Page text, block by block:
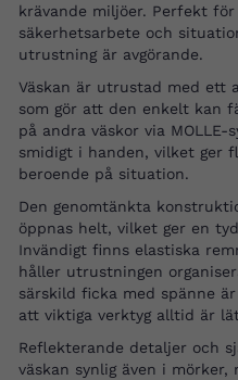
krävande miljöer. Perfekt
säkerhetsarbete och
utrustning är avgörande.
Väskan är utrustad med ett
som gör att den enkelt kan
på andra väskor via MOLLE-
smidigt i handen, vilket ger
beroende på situation.
Den genomtänkta
öppnas helt, vilket ger en
Invändigt finns elastiska
håller utrustningen
särskild ficka med spänne
att viktiga verktyg alltid är
Reflekterande detaljer och
väskan synlig även i mörker,